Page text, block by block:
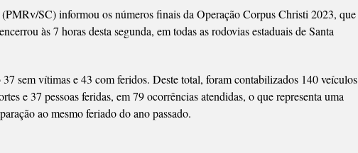
EM
SC
SC) informou os números finais da Operação Corpus Christi 2023, que
às 7 horas desta segunda, em todas as rodovias estaduais de Santa
sem vítimas e 43 com feridos. Deste total, foram contabilizados 140 veículos
e 37 pessoas feridas, em 79 ocorrências atendidas, o que representa uma
ao mesmo feriado do ano passado.